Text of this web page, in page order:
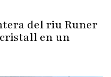
del riu Runer
cristall en un